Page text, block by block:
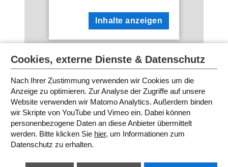
Inhalte anzeigen
WR FESTIVAL 2014
SITEMAP
IMPRESSUM
Cookies, externe Dienste & Datenschutz
Nach Ihrer Zustimmung verwenden wir Cookies um die
Anzeige zu optimieren. Zur Analyse der Zugriffe auf unsere
Website verwenden wir Matomo Analytics. Außerdem binden
wir Skripte von YouTube und Vimeo ein. Dabei können
personenbezogene Daten an diese Anbieter übermittelt
werden. Bitte klicken Sie hier, um Informationen zum
Datenschutz zu erhalten.